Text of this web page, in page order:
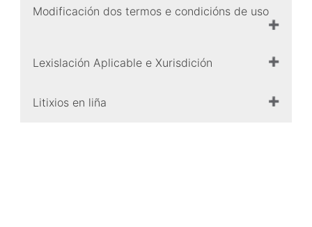
Modificación dos termos e condicións de uso
Lexislación Aplicable e Xurisdición
Litixios en liña